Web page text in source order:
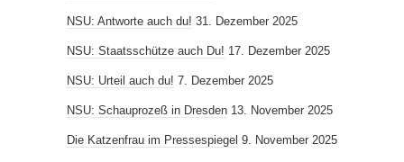
NSU: Antworte auch du! 31. Dezember 2025
NSU: Staatsschütze auch Du! 17. Dezember 2025
NSU: Urteil auch du! 7. Dezember 2025
NSU: Schauprozeß in Dresden 13. November 2025
Die Katzenfrau im Pressespiegel 9. November 2025